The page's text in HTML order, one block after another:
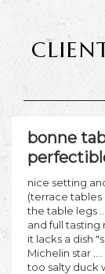
bonne
nice setting
(terrace
the table legs
and full
it lacks a dish
Michelin star
too salty duck